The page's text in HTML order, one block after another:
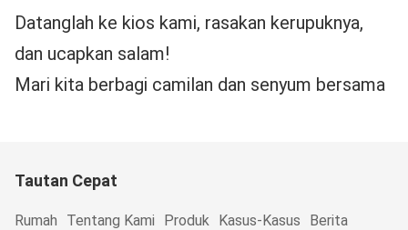
Datanglah ke kios kami, rasakan kerupuknya,
dan ucapkan salam!
Mari kita berbagi camilan dan senyum bersama
Tautan Cepat
Rumah Tentang Kami Produk Kasus-Kasus
Berita